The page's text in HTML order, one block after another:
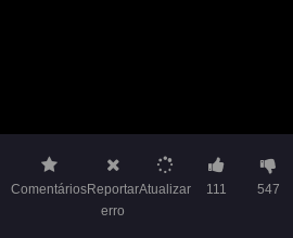
ComentáriosReportar
erro
Atualizar 111 547